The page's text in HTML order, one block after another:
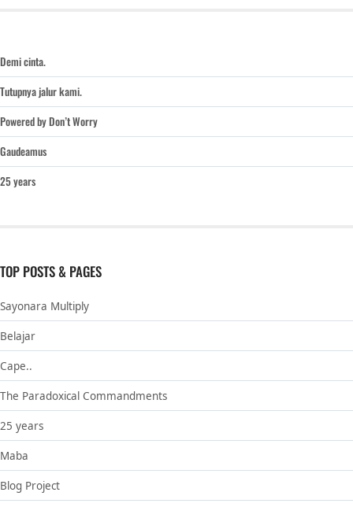
Demi cinta.
Tutupnya jalur kami.
Powered by Don’t Worry
Gaudeamus
25 years
TOP POSTS & PAGES
Sayonara Multiply
Belajar
Cape..
The Paradoxical Commandments
25 years
Maba
Blog Project